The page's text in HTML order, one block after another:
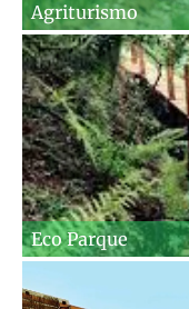
Agriturismo
Eco Parque